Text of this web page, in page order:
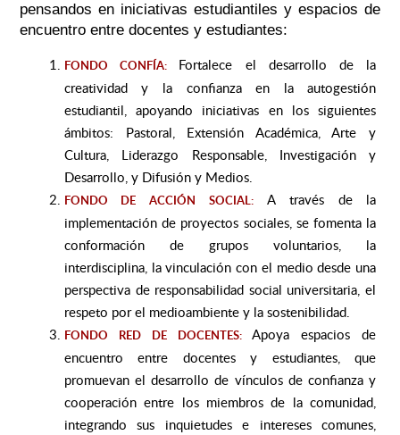
pensandos en iniciativas estudiantiles y espacios de
encuentro entre docentes y estudiantes:
FONDO CONFÍA: Fortalece el desarrollo de la
creatividad y la confianza en la autogestión
estudiantil, apoyando iniciativas en los siguientes
ámbitos: Pastoral, Extensión Académica, Arte y
Cultura, Liderazgo Responsable, Investigación y
Desarrollo, y Difusión y Medios.
FONDO DE ACCIÓN SOCIAL:
A través de la
implementación de proyectos sociales, se fomenta la
conformación de grupos voluntarios, la
interdisciplina, la vinculación con el medio desde una
perspectiva de responsabilidad social universitaria, el
respeto por el medioambiente y la sostenibilidad.
FONDO RED DE DOCENTES:Apoya espacios de
encuentro entre docentes y estudiantes, que
promuevan el desarrollo de vínculos de confianza y
cooperación entre los miembros de la comunidad,
integrando sus inquietudes e intereses comunes,